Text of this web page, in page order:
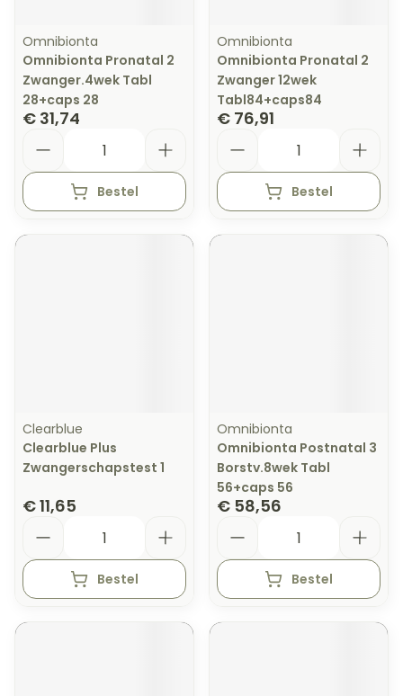
Omnibionta
Omnibionta Pronatal 2
Zwanger.4wek Tabl
28+caps 28
€ 31,74
Bestel
Omnibionta
Omnibionta Pronatal 2
Zwanger 12wek
Tabl84+caps84
€ 76,91
Bestel
Clearblue
Clearblue Plus
Zwangerschapstest 1
€ 11,65
Bestel
Omnibionta
Omnibionta Postnatal 3
Borstv.8wek Tabl
56+caps 56
€ 58,56
Bestel